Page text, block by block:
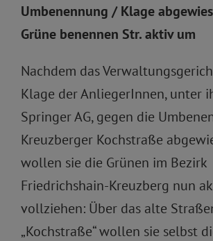
Umbenennung / Klage
Grüne benennen Str. aktiv um
Nachdem das
Klage der AnliegerInnen, unter
Springer AG, gegen die
Kreuzberger Kochstraße
wollen sie die Grünen im Bezirk
Friedrichshain-Kreuzberg nun
vollziehen: Über das alte
„Kochstraße“ wollen sie selbst